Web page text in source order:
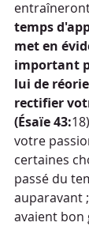
temps
met en
important
lui de
rectifier
(Ésaïe 43:
votre
certaines
passé du
auparavant
avaient bon